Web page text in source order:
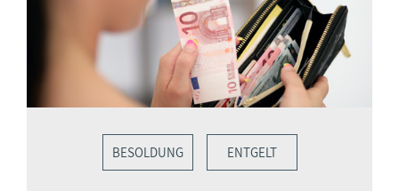
BESOLDUNG ENTGELT